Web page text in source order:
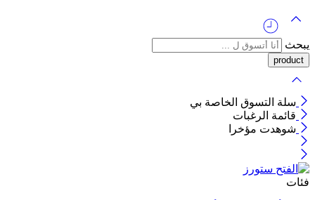
يبحث
سلة التسوق الخاصة بي
قائمة الرغبات
شوهدت مؤخرا
فئات